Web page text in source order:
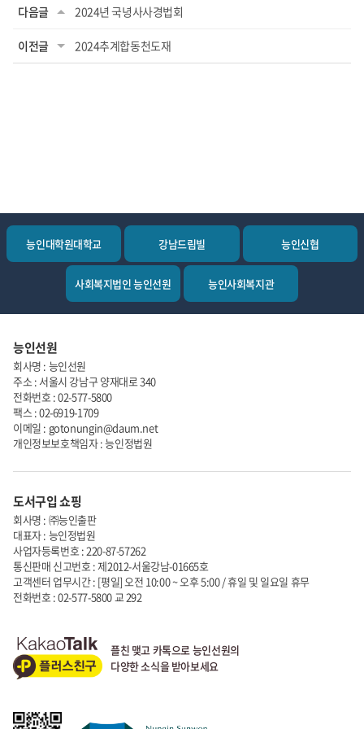
다음글 2024년 국녕사사경법회
이전글 2024추계합동천도재
능인대학원대학교 강남드림빌 능인신협
사회복지법인 능인선원 능인사회복지관
능인선원
회사명 : 능인선원
주소 : 서울시 강남구 양재대로 340
전화번호 : 02-577-5800
팩스 : 02-6919-1709
이메일 : gotonungin@daum.net
개인정보보호책임자 : 능인정법원
도서구입 쇼핑
회사명 : ㈜능인출판
대표자 : 능인정법원
사업자등록번호 : 220-87-57262
통신판매 신고번호 : 제2012-서울강남-01665호
고객센터 업무시간 : [평일] 오전 10:00 ~ 오후 5:00 / 휴일 및 일요일 휴무
전화번호 : 02-577-5800 교 292
플친 맺고 카톡으로 능인선원의
다양한 소식을 받아보세요